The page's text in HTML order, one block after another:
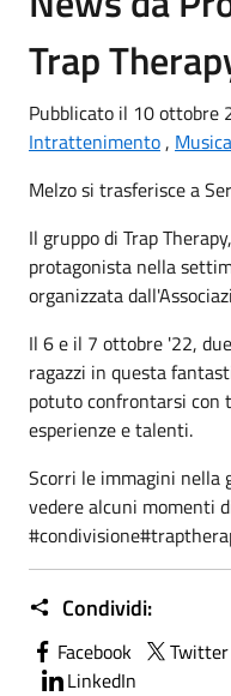
Trap
Pubblicato il 10 ottobre
Intrattenimento, Musica
Melzo si trasferisce a
Il gruppo di Trap
protagonista nella
organizzata
Il 6 e il 7 ottobre '22,
ragazzi in questa
potuto confrontarsi con
esperienze e talenti.
Scorri le immagini nella
vedere alcuni momenti
Condividi:
Facebook Twitter
LinkedIn